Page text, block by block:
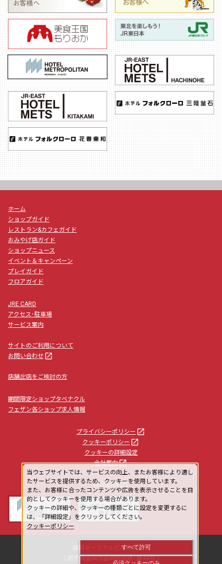
ホーム
ショップガイド
レストラン&カフェガイド
おみやげ店ガイド
ショップニュース
イベント＆キャンペーン
プレイガイド
フロアガイド
JRE CARD
アクセス･駐車場
サービス案内
サイトのご利用について
お問い合わせ launch
店舗出店をご検討の方
期間限定ショップタベナクル
フェザン各ショップ求人情報
プライバシーポリシー launch
クッキーポリシー launch
クッキーの詳細設定
会社案内launch
facebooklaunch
盛岡ターミナルビル株式会社
｜岩手県盛岡市盛岡駅前通1番44号｜
当ウェブサイトでは、サービスの向上、またお客様により適し
たサービスを提供するため、クッキーを使用しています。
また、お客様に合ったコンテンツや広告を表示させることを目
的としてクッキーを使用する場合があります。
クッキーの詳細や、クッキーの種類ごとに設定を変更するに
は、「詳細設定」をクリックしてください。
クッキーポリシー
すべて許可